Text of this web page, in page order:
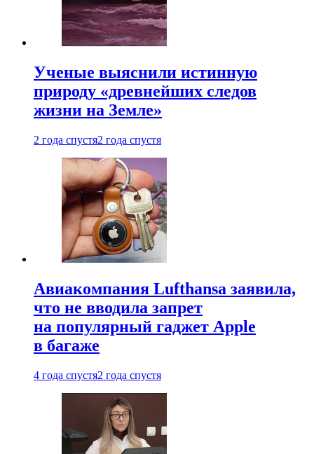
Ученые выяснили истинную
природу «древнейших следов
жизни на Земле»
2 года спустя2 года спустя
Авиакомпания Lufthansa заявила,
что не вводила запрет
на популярный гаджет Apple
в багаже
4 года спустя2 года спустя